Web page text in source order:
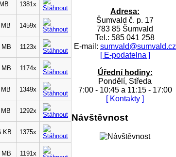
1381x
1459x
MB 1123x
MB 1174x
1349x
1292x
KB 1375x
MB 1191x
Adresa:
Šumvald č. p. 17
783 85 Šumvald
Tel.: 585 041 258
E-mail: sumvald@sumvald.cz
[ E-podatelna ]
Úřední hodiny:
Pondělí, Středa
7:00 - 10:45 a 11:15 - 17:00
[ Kontakty ]
Návštěvnost